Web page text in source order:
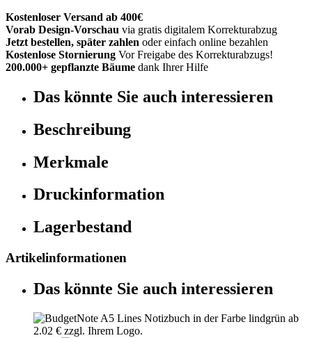
Kostenloser Versand ab 400€
Vorab Design-Vorschau via gratis digitalem Korrekturabzug
Jetzt bestellen, später zahlen oder einfach online bezahlen
Kostenlose Stornierung Vor Freigabe des Korrekturabzugs!
200.000+ gepflanzte Bäume dank Ihrer Hilfe
Das könnte Sie auch interessieren
Beschreibung
Merkmale
Druckinformation
Lagerbestand
Artikelinformationen
Das könnte Sie auch interessieren